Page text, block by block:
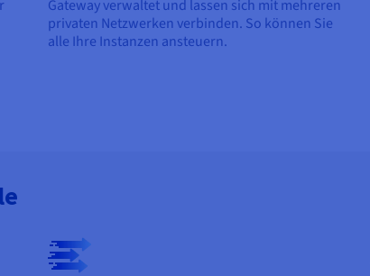
Gateway verwaltet und lassen sich mit mehreren
privaten Netzwerken verbinden. So können Sie
alle Ihre Instanzen ansteuern.